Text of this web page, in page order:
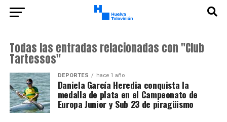
Todas las entradas relacionadas con "Club
Tartessos"
DEPORTES hace 1 año
Daniela García Heredia conquista la
medalla de plata en el Campeonato de
Europa Junior y Sub 23 de piragüismo